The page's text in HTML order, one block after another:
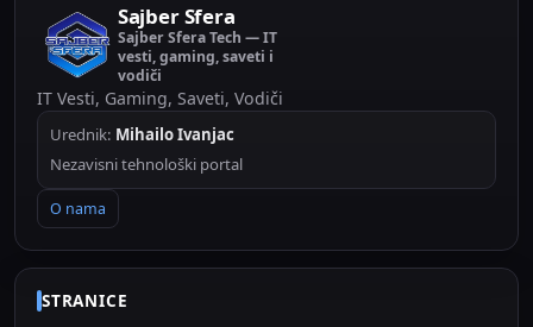
Sajber Sfera
Sajber Sfera Tech — IT
vesti, gaming, saveti i
vodiči
IT Vesti, Gaming, Saveti, Vodiči
Urednik: Mihailo Ivanjac
Nezavisni tehnološki portal
O nama
STRANICE